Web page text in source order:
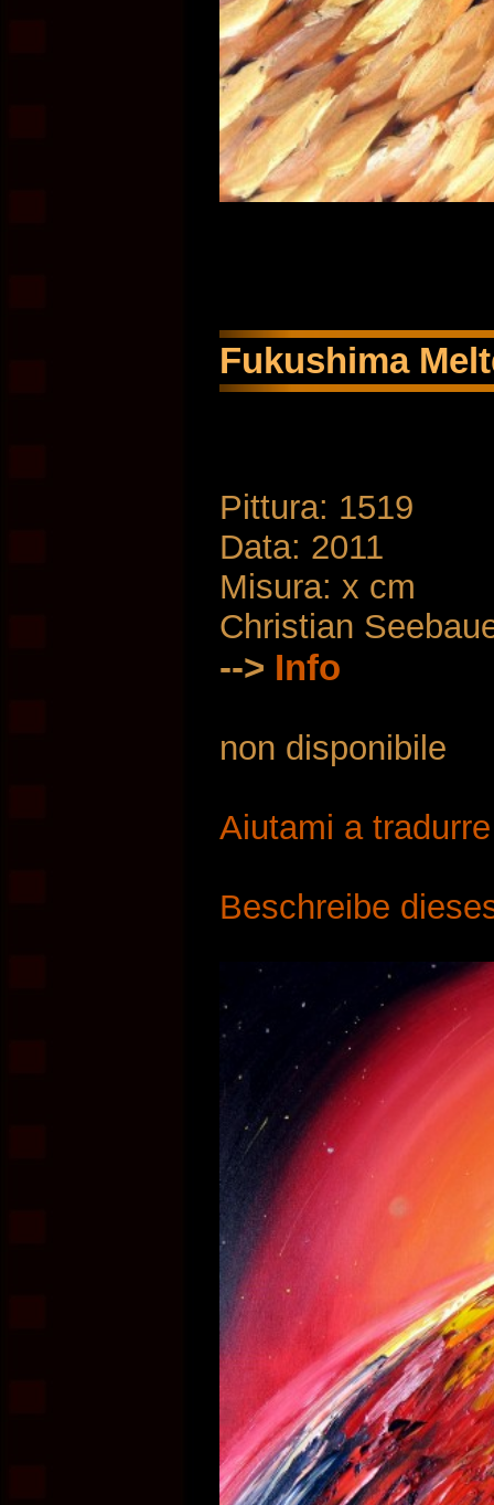
Fukushima
Pittura: 1519
Data: 2011
Misura: x cm
Christian
--> Info
non disponibile
Aiutami a
Beschreibe